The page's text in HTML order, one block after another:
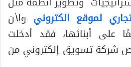
لموقع الكتروني ولأن
على أبنائها، فقد أدخلت
شركة تسويق إلكتروني من